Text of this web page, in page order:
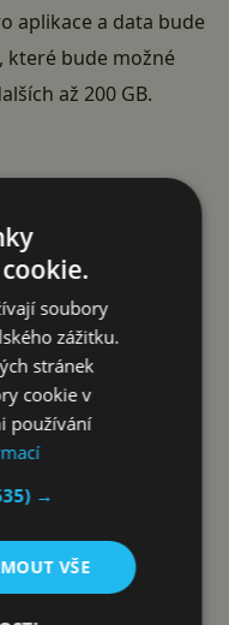
aplikace a data bude
které bude možné
až 200 GB.
soubory
zážitku.
stránek
cookie v
používání
→
VŠE